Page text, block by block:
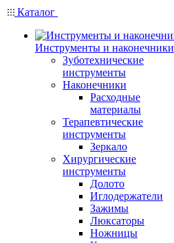
Каталог
Инструменты и наконечники
Зуботехнические
инструменты
Наконечники
Расходные
материалы
Терапевтические
инструменты
Зеркало
Хирургические
инструменты
Долото
Иглодержатели
Зажимы
Люксаторы
Ножницы